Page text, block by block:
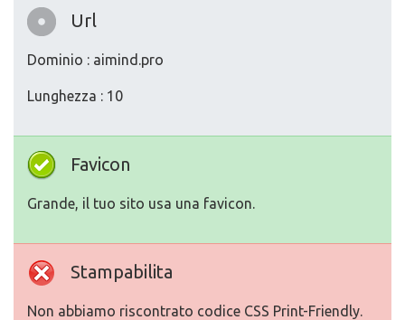
Url
Dominio : aimind.pro
Lunghezza : 10
Favicon
Grande, il tuo sito usa una favicon.
Stampabilita
Non abbiamo riscontrato codice CSS Print-Friendly.